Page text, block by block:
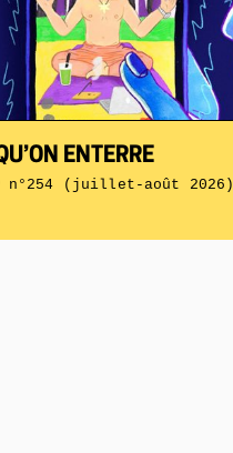
ENTERRE
n°254 (juillet-août 2026)